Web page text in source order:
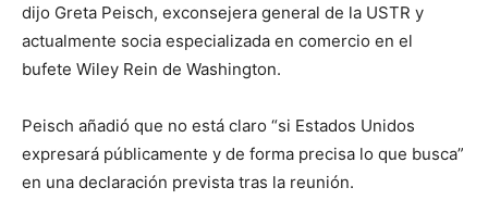
dijo Greta Peisch, exconsejera general de la USTR y
actualmente socia especializada en comercio en el
bufete Wiley Rein de Washington.
Peisch añadió que no está claro “si Estados Unidos
expresará públicamente y de forma precisa lo que busca”
en una declaración prevista tras la reunión.